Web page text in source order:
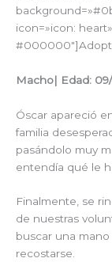
icon=»icon:
Macho| Edad:
Óscar apareció
familia
pasándolo muy
entendía qué le
Finalmente, se
de nuestras
buscar una
recostarse.